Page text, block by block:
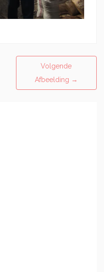
Volgende
Afbeelding →